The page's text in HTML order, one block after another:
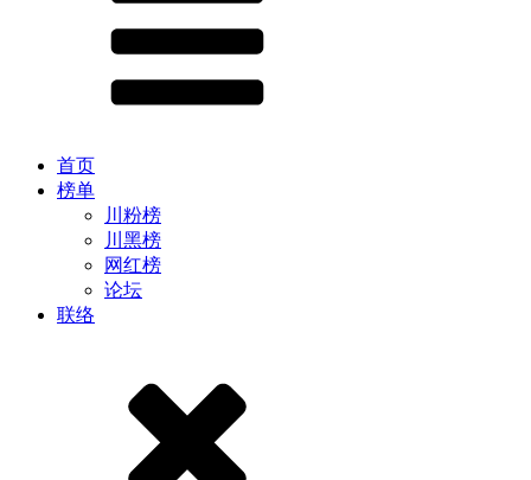
首页
榜单
川粉榜
川黑榜
网红榜
论坛
联络